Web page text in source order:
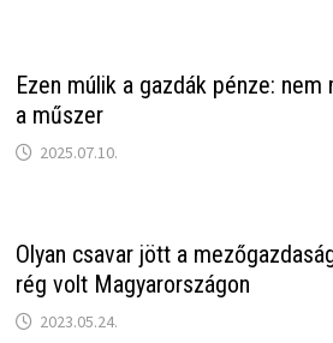
Ezen múlik a gazdák pénze:
a műszer
2025.07.10.
Olyan csavar jött a
rég volt Magyarországon
2023.05.24.